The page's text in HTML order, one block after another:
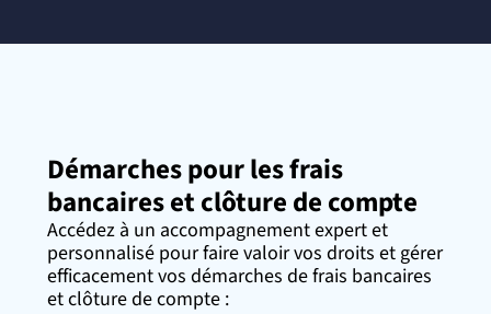
Démarches pour les frais
bancaires et clôture de compte
Accédez à un accompagnement expert et
personnalisé pour faire valoir vos droits et gérer
efficacement vos démarches de frais bancaires
et clôture de compte :